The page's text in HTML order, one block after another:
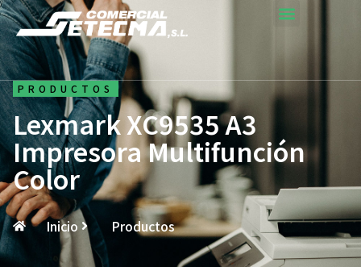
PRODUCTOS
Lexmark XC9535 A3
Impresora Multifunción
Color
Inicio Productos